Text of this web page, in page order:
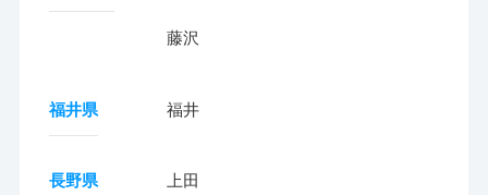
藤沢
福井県 福井
長野県 上田